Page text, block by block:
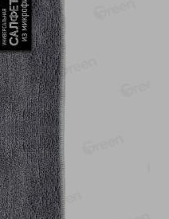
Яйца перепелиные
копченые Молодецкие
Местное известное 20 шт
упак Солигорска п/ф
20шт в уп
28 из 79